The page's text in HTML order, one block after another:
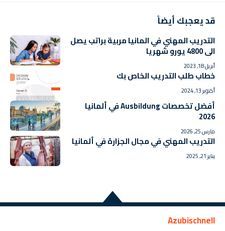
قد يعجبك أيضاً
التدريب المهني في المانيا مربية براتب يصل
الى 4800 يورو شهريا
أبريل 18, 2023
خطاب طلب التدريب الخاص بك
أكتوبر 13, 2024
أفضل تخصصات Ausbildung في ألمانيا
2026
مارس 25, 2026
التدريب المهني في مجال الجزارة في ألمانيا
يناير 21, 2025
Azubischnell